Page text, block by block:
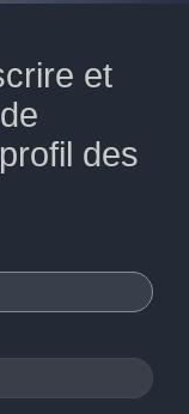
et
des